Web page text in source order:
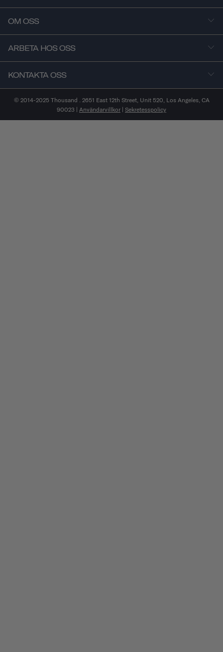
OM OSS
ARBETA HOS OSS
KONTAKTA OSS
© 2014-2025 Thousand . 2651 East 12th Street, Unit 520, Los Angeles, CA
90023 | Användarvillkor | Sekretesspolicy